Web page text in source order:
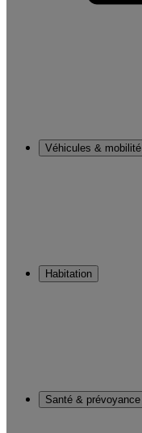
Véhicules & mobilité
Habitation
Santé & prévoyance